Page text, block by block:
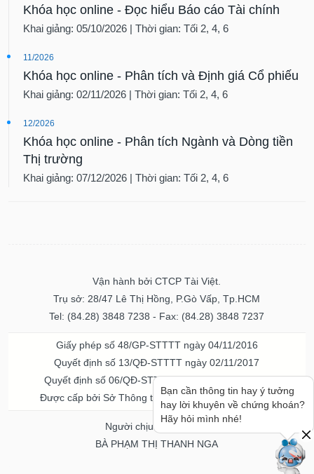
Khóa học online - Đọc hiểu Báo cáo Tài chính
Khai giảng: 05/10/2026 | Thời gian: Tối 2, 4, 6
11/2026
Khóa học online - Phân tích và Định giá Cổ phiếu
Khai giảng: 02/11/2026 | Thời gian: Tối 2, 4, 6
12/2026
Khóa học online - Phân tích Ngành và Dòng tiền
Thị trường
Khai giảng: 07/12/2026 | Thời gian: Tối 2, 4, 6
Vận hành bởi CTCP Tài Việt.
Trụ sở: 28/47 Lê Thị Hồng, P.Gò Vấp, Tp.HCM
Tel: (84.28) 3848 7238 - Fax: (84.28) 3848 7237
Giấy phép số 48/GP-STTTT ngày 04/11/2016
Quyết định số 13/QĐ-STTTT ngày 02/11/2017
Quyết định số 06/QĐ-STTTT-ICP ngày 20/07/2023
Được cấp bởi Sở Thông tin và Truyền thông TPHCM
Người chịu trách nhiệm
BÀ PHẠM THỊ THANH NGA
Bạn cần thông tin hay ý tưởng
hay lời khuyên về chứng khoán?
Hãy hỏi mình nhé!